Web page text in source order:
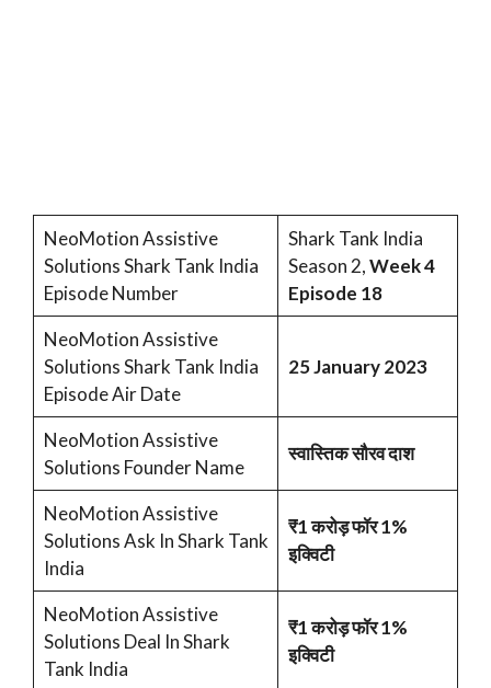
NeoMotion Assistive
Solutions Shark Tank India
Episode Number
Shark Tank India
Season 2,Week 4
Episode 18
NeoMotion Assistive
Solutions Shark Tank India
Episode Air Date
25 January 2023
NeoMotion Assistive
Solutions Founder Name
स्वास्तिक सौरव दाश
NeoMotion Assistive
Solutions Ask In Shark Tank
India
₹1 करोड़ फॉर 1%
इक्विटी
NeoMotion Assistive
Solutions Deal In Shark
Tank India
₹1 करोड़ फॉर 1%
इक्विटी